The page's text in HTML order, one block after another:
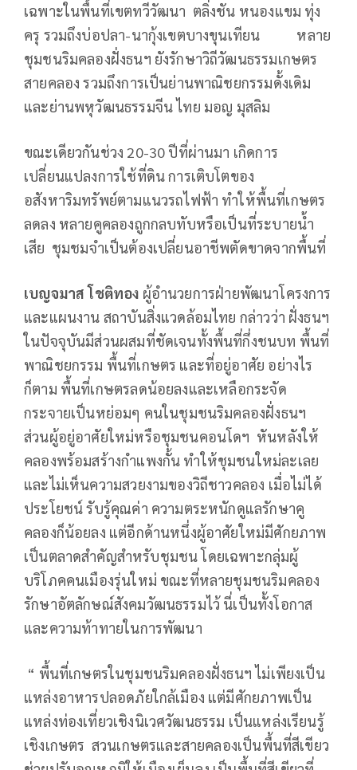
เฉพาะในพื้นที่เขตทวีวัฒนา ตลิ่งชัน หนองแขม ทุ่ง
ครุ รวมถึงบ่อปลา-นากุ้งเขตบางขุนเทียน หลาย
ชุมชนริมคลองฝั่งธนฯ ยังรักษาวิถีวัฒนธรรมเกษตร
สายคลอง รวมถึงการเป็นย่านพาณิชยกรรมดั้งเดิม
และย่านพหุวัฒนธรรมจีน ไทย มอญ มุสลิม
ขณะเดียวกันช่วง 20-30 ปีที่ผ่านมา เกิดการ
เปลี่ยนแปลงการใช้ที่ดิน การเติบโตของ
อสังหาริมทรัพย์ตามแนวรถไฟฟ้า ทำให้พื้นที่เกษตร
ลดลง หลายคูคลองถูกกลบทับหรือเป็นที่ระบายน้ำ
เสีย ชุมชมจำเป็นต้องเปลี่ยนอาชีพตัดขาดจากพื้นที่
เบญจมาส โชติทอง ผู้อำนวยการฝ่ายพัฒนาโครงการ
และแผนงาน สถาบันสิ่งแวดล้อมไทย กล่าวว่า ฝั่งธนฯ
ในปัจจุบันมีส่วนผสมที่ชัดเจนทั้งพื้นที่กึ่งชนบท พื้นที่
พาณิชยกรรม พื้นที่เกษตร และที่อยู่อาศัย อย่างไร
ก็ตาม พื้นที่เกษตรลดน้อยลงและเหลือกระจัด
กระจายเป็นหย่อมๆ คนในชุมชนริมคลองฝั่งธนฯ
ส่วนผู้อยู่อาศัยใหม่หรือชุมชนคอนโดฯ หันหลังให้
คลองพร้อมสร้างกำแพงกั้น ทำให้ชุมชนใหม่ละเลย
และไม่เห็นความสวยงามของวิถีชาวคลอง เมื่อไม่ได้
ประโยชน์ รับรู้คุณค่า ความตระหนักดูแลรักษาคู
คลองก็น้อยลง แต่อีกด้านหนึ่งผู้อาศัยใหม่มีศักยภาพ
เป็นตลาดสำคัญสำหรับชุมชน โดยเฉพาะกลุ่มผู้
บริโภคคนเมืองรุ่นใหม่ ขณะที่หลายชุมชนริมคลอง
รักษาอัตลักษณ์สังคมวัฒนธรรมไว้ นี่เป็นทั้งโอกาส
และความท้าทายในการพัฒนา
“ พื้นที่เกษตรในชุมชนริมคลองฝั่งธนฯ ไม่เพียงเป็น
แหล่งอาหารปลอดภัยใกล้เมือง แต่มีศักยภาพเป็น
แหล่งท่องเที่ยวเชิงนิเวศวัฒนธรรม เป็นแหล่งเรียนรู้
เชิงเกษตร สวนเกษตรและสายคลองเป็นพื้นที่สีเขียว